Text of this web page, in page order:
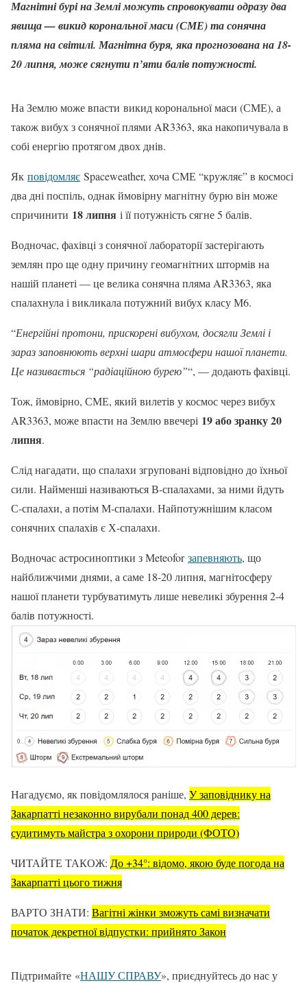
Магнітні бурі на Землі можуть спровокувати одразу два
явища — викид корональної маси (СМЕ) та сонячна
пляма на світилі. Магнітна буря, яка прогнозована на 18-
20 липня, може сягнути п’яти балів потужності.
На Землю може впасти викид корональної маси (СМЕ), а
також вибух з сонячної плями AR3363, яка накопичувала в
собі енергію протягом двох днів.
Як повідомляє Spaceweather, хоча СМЕ “кружляє” в космосі
два дні поспіль, однак ймовірну магнітну бурю він може
спричинити 18 липня і її потужність сягне 5 балів.
Водночас, фахівці з сонячної лабораторії застерігають
землян про ще одну причину геомагнітних штормів на
нашій планеті — це велика сонячна пляма AR3363, яка
спалахнула і викликала потужний вибух класу М6.
“Енергійні протони, прискорені вибухом, досягли Землі і
зараз заповнюють верхні шари атмосфери нашої планети.
Це називається “радіаційною бурею”“, — додають фахівці.
Тож, ймовірно, СМЕ, який вилетів у космос через вибух
AR3363, може впасти на Землю ввечері 19 або зранку 20
липня.
Слід нагадати, що спалахи згруповані відповідно до їхньої
сили. Найменші називаються В-спалахами, за ними йдуть
С-спалахи, а потім М-спалахи. Найпотужнішим класом
сонячних спалахів є Х-спалахи.
Водночас астросиноптики з Мeteoforзапевняють, що
найближчими днями, а саме 18-20 липня, магнітосферу
нашої планети турбуватимуть лише невеликі збурення 2-4
балів потужності.
Нагадуємо, як повідомлялося раніше, У заповіднику на
Закарпатті незаконно вирубали понад 400 дерев:
судитимуть майстра з охорони природи (ФОТО)
ЧИТАЙТЕ ТАКОЖ: До +34°: відомо, якою буде погода на
Закарпатті цього тижня
ВАРТО ЗНАТИ: Вагітні жінки зможуть самі визначати
початок декретної відпустки: прийнято Закон
Підтримайте «НАШУ СПРАВУ», приєднуйтесь до нас у